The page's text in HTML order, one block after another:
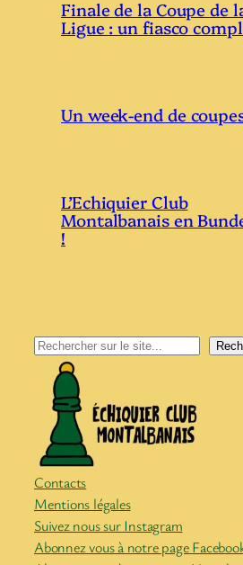
Finale de la Coupe de
Ligue : un fiasco
Un week-end de
L’Echiquier Club
Montalbanais en
!
Rechercher
Contacts
Mentions légales
Suivez nous sur Instagram
Abonnez vous à notre page